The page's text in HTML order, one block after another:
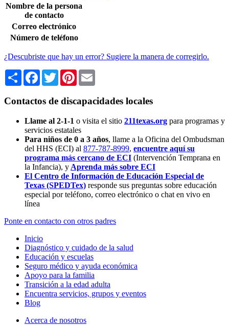
Nombre de la persona
de contacto
Correo electrónico
Número de teléfono
¿Descubriste que hay un error? Sugiere la manera de corregirlo.
Share Facebook
TwitterPinterest
Contactos de discapacidades locales
Llame al 2-1-1 o visita el sitio 211texas.org para programas y
servicios estatales
Para niños de 0 a 3 años, llame a la Oficina del Ombudsman
del HHS (ECI) al 877-787-8999, encuentre aquí su
programa más cercano de ECI (Intervención Temprana en
la Infancia), y Aprenda más sobre ECI
El Centro de Información de Educación Especial de
Texas (SPEDTex) responde sus preguntas sobre educación
especial por teléfono, correo electrónico o chat en vivo en
línea
Ponte en contacto con otros padres
Inicio
Diagnóstico y cuidado de la salud
Educación y escuelas
Seguro médico y ayuda económica
Apoyo para la familia
Transición a la edad adulta
Encuentra servicios, grupos y eventos
Blog
Acerca de nosotros